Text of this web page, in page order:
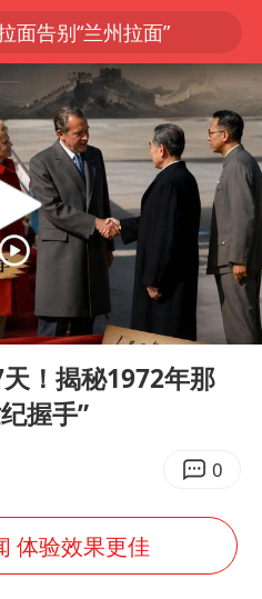
面告别“兰州拉面”
以“新”破局 首发经济点亮城市消费活力
足三战全胜
青海海西州茫崖市发生3.1级地震
制完成新版全月地质图
海豚登陆地点更新
巡查组提问 工作人员偷用手机查答案
辅警收受10万获刑1年
求领导干部带头休假
海豚进入48小时警戒线
科技发行价格150.80元/股
实！“胶球”存在
！揭秘1972年那
握手”
0
体验效果更佳